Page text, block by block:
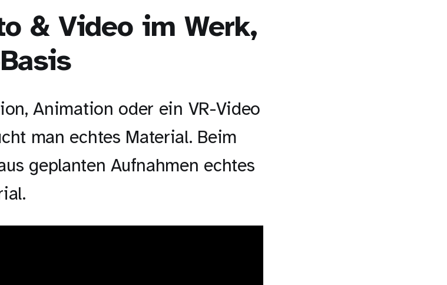
& Video im Werk,
Animation oder ein VR-Video
man echtes Material. Beim
geplanten Aufnahmen echtes